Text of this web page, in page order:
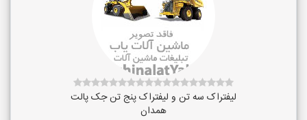
لیفتراک سه تن و لیفتراک پنج تن جک پالت
همدان